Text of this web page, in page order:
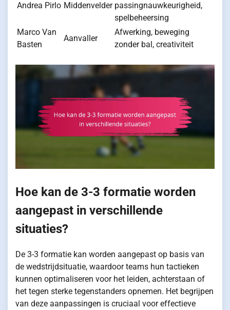
Andrea Pirlo Middenvelder passingnauwkeurigheid,
spelbeheersing
Marco Van
Basten
Aanvaller
Afwerking, beweging
zonder bal, creativiteit
Hoe kan de 3-3 formatie worden
aangepast in verschillende
situaties?
De 3-3 formatie kan worden aangepast op basis van
de wedstrijdsituatie, waardoor teams hun tactieken
kunnen optimaliseren voor het leiden, achterstaan of
het tegen sterke tegenstanders opnemen. Het begrijpen
van deze aanpassingen is cruciaal voor effectieve